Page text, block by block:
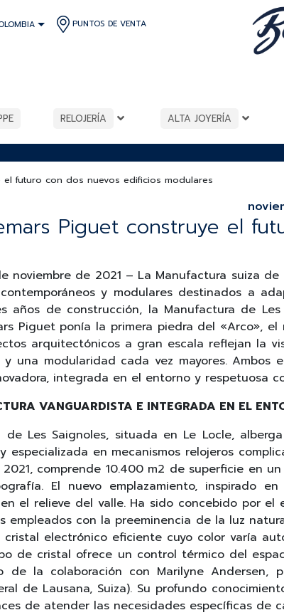
PUNTOS DE VENTA
RELOJERÍA ALTA JOYERÍA
futuro con dos nuevos edificios modulares
Piguet construye el
noviembre de 2021 – La Manufactura suiza
y modulares destinados a
años de construcción, la Manufactura de
Piguet ponía la primera piedra del «Arco»,
arquitectónicos a gran escala reflejan la
una modularidad cada vez mayores.
integrada en el entorno y respetuosa
VANGUARDISTA E INTEGRADA EN EL
de Les Saignoles, situada en Le Locle,
especializada en mecanismos relojeros
comprende 10.400 m2 de superficie en
El nuevo emplazamiento, inspirado
el relieve del valle. Ha sido concebido por
empleados con la preeminencia de la luz
cristal electrónico eficiente cuyo color varía
de cristal ofrece un control térmico del
de la colaboración con Marilyne Andersen,
de Lausana, Suiza). Su profundo
de atender las necesidades específicas de